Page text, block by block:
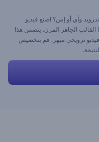
وآي أو إس؟ اصنع فيديو
الجاهز المرن. يتضمن هذا
فيديو ترويجي مبهر. قم بتخصيص